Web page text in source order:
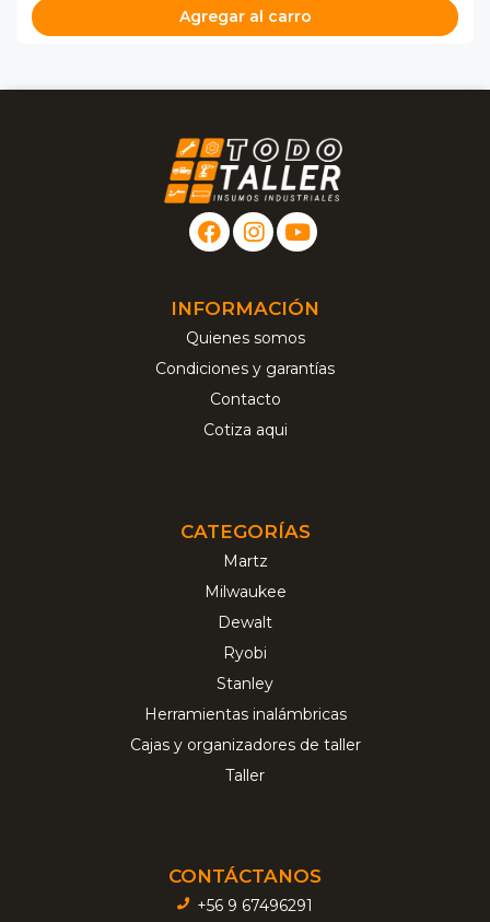
Agregar al carro
INFORMACIÓN
Quienes somos
Condiciones y garantías
Contacto
Cotiza aqui
CATEGORÍAS
Martz
Milwaukee
Dewalt
Ryobi
Stanley
Herramientas inalámbricas
Cajas y organizadores de taller
Taller
CONTÁCTANOS
+56 9 67496291